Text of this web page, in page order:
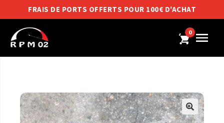
FRAIS DE PORTS OFFERTS POUR 100€ D'ACHAT
0